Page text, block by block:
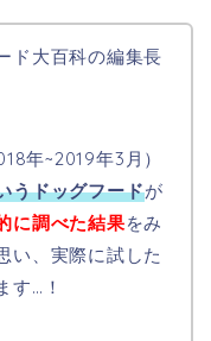
ド大百科の編集長
年~2019年3月）
うドッグフードが
に調べた結果をみ
い、実際に試した
す…！